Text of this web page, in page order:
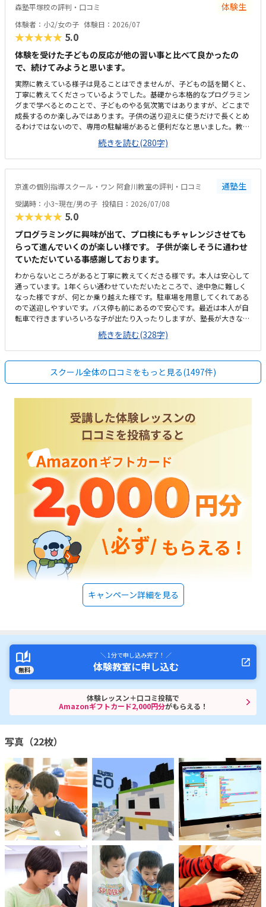
ベテランでいらっしゃるので、保護者にとってもためになる話をしてくだ
さる。非常に頼りになり、細かく要望も対応してくれているので助かる。
特に思い当たらない。
森塾平塚校の評判・口コミ 体験生
体験者：小2/女の子 体験日：2026/07
★★★★★ 5.0
体験を受けた子どもの反応が他の習い事と比べて良かったの
で、続けてみようと思います。
実際に教えている様子は見ることはできませんが、子どもの話を聞くと、
丁寧に教えてくださっているようでした。基礎から本格的なプログラミン
グまで学べるとのことで、子どものやる気次第ではありますが、どこまで
成長するのか楽しみではあります。子供の送り迎えに使うだけで長くとめ
るわけではないので、専用の駐輪場があると便利だなと思いました。教室
は綺麗ですが、建物自体、廊下や階段などが煙草臭くて、他のテナントも
入っているので仕方がないのかも知れませんが、そこだけが気になりまし
た。１時間やってもらえて、1か月一万円前後なので、この内容なら高く
はなく、続けられると思いました。
続きを読む(280字)
京進の個別指導スクール・ワン 阿倉川教室の評判・口コミ 通塾生
受講時：小3~現在/男の子 投稿日：2026/07/08
★★★★★ 5.0
プログラミングに興味が出て、プロ検にもチャレンジさせても
らって進んでいくのが楽しい様です。 子供が楽しそうに通わせ
ていただいている事感謝しております。
わからないところがあると丁寧に教えてくださる様です。本人は安心して
通っています。1年くらい通わせていただいたところで、途中急に難しく
なった様ですが、何とか乗り越えた様です。駐車場を用意してくれてある
ので送迎しやすいです。バス停も前にあるので安心です。最近は本人が自
転車で行きますいろいろな子が出たり入ったりしますが、塾長が大きな声
で挨拶してくれるおかげかみんなきちんと挨拶をして入ってきます安いと
ありがたいですが、現在でも満足です。もともと予算は考えてなかったの
ですが、思ったよりも高いなと思った気がしますが、子供が楽しそうに通
っているので頑張ります。わからないところがあっても丁寧に指導しても
らえる様です。楽しく通わせてもらってます。特に思い当たりません
続きを読む(328字)
スクール全体の口コミをもっと見る(1497件)
キャンペーン詳細を見る
無料
＼ 1分で申し込み完了！ ／
体験教室に申し込む
体験レッスン＋口コミ投稿で
Amazonギフトカード2,000円分がもらえる！
写真（22枚）